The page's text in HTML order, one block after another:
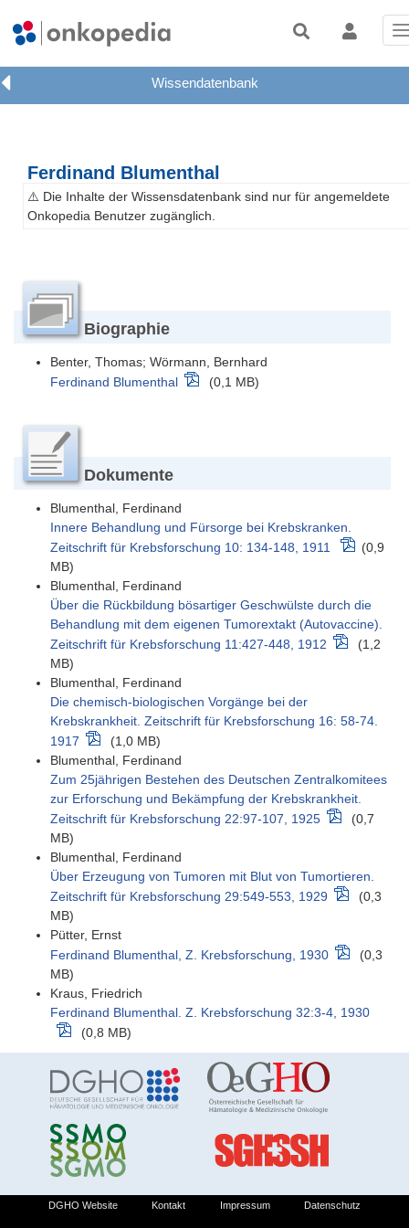
Ferdinand Blumenthal
⚠️ Die Inhalte der Wissensdatenbank sind nur für angemeldete
Onkopedia Benutzer zugänglich.
Biographie
Benter, Thomas; Wörmann, Bernhard
Ferdinand Blumenthal
(0,1 MB)
Dokumente
Blumenthal, Ferdinand
Innere Behandlung und Fürsorge bei Krebskranken.
Zeitschrift für Krebsforschung 10: 134-148, 1911
(0,9
MB)
Blumenthal, Ferdinand
Über die Rückbildung bösartiger Geschwülste durch die
Behandlung mit dem eigenen Tumorextakt (Autovaccine).
Zeitschrift für Krebsforschung 11:427-448, 1912
(1,2
MB)
Blumenthal, Ferdinand
Die chemisch-biologischen Vorgänge bei der
Krebskrankheit. Zeitschrift für Krebsforschung 16: 58-74.
1917
(1,0 MB)
Blumenthal, Ferdinand
Zum 25jährigen Bestehen des Deutschen Zentralkomitees
zur Erforschung und Bekämpfung der Krebskrankheit.
Zeitschrift für Krebsforschung 22:97-107, 1925
(0,7
MB)
Blumenthal, Ferdinand
Über Erzeugung von Tumoren mit Blut von Tumortieren.
Zeitschrift für Krebsforschung 29:549-553, 1929
(0,3
MB)
Pütter, Ernst
Ferdinand Blumenthal, Z. Krebsforschung, 1930
(0,3
MB)
Kraus, Friedrich
Ferdinand Blumenthal. Z. Krebsforschung 32:3-4, 1930
(0,8 MB)
DGHO Website Kontakt Impressum Datenschutz